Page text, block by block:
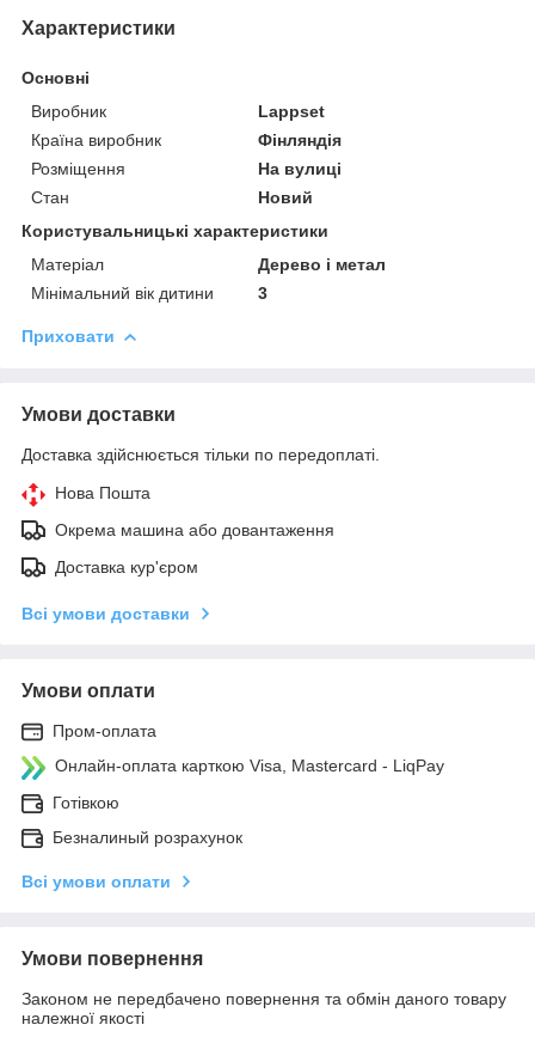
Характеристики
Основні
Виробник
Lappset
Країна виробник
Фінляндія
Розміщення
На вулиці
Стан
Новий
Користувальницькі характеристики
Матеріал
Дерево і метал
Мінімальний вік дитини
3
Приховати
Умови доставки
Доставка здійснюється тільки по передоплаті.
Нова Пошта
Окрема машина або довантаження
Доставка кур'єром
Всі умови доставки
Умови оплати
Пром-оплата
Онлайн-оплата карткою Visa, Mastercard - LiqPay
Готівкою
Безналиный розрахунок
Всі умови оплати
Умови повернення
Законом не передбачено повернення та обмін даного товару
належної якості